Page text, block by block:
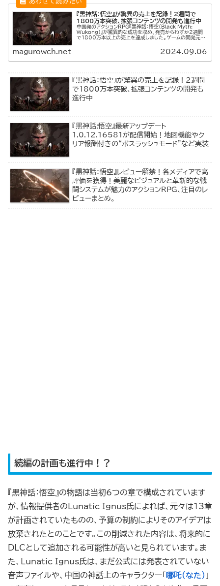
『黒神話：悟空』が驚異の売上を記録！2週間で
1800万本突破、拡張コンテンツの開発も進行中
中国発のアクションRPG『黒神話：悟空（Black Myth:
Wukong）』が驚異的な成功を収め、発売からわずか2週間
で1800万本以上の売上を達成しました。ゲームの開発元で
magurowch.net 2024.09.06
『黒神話：悟空』が驚異の売上を記録！2週間
で1800万本突破、拡張コンテンツの開発も
進行中
『黒神話:悟空』最新アップデート
1.0.12.16581が配信開始！地図機能やク
リア報酬付きの“ボスラッシュモード”など実装
『黒神話：悟空』レビュー解禁！各メディアで高
評価を獲得！美麗なビジュアルと革新的な戦
闘システムが魅力のアクションRPG、注目のレ
ビューまとめ。
続編の計画も進行中！？
『黒神話：悟空』の物語は当初6つの章で構成されています
が、情報提供者のLunatic Ignus氏によれば、元々は13章
が計画されていたものの、予算の制約によりそのアイデアは
放棄されたとのことです。この削減された内容は、将来的に
DLCとして追加される可能性が高いと見られています。ま
た、Lunatic Ignus氏は、まだ公式には発表されていない
音声ファイルや、中国の神話上のキャラクター「 哪吒（なた） 」